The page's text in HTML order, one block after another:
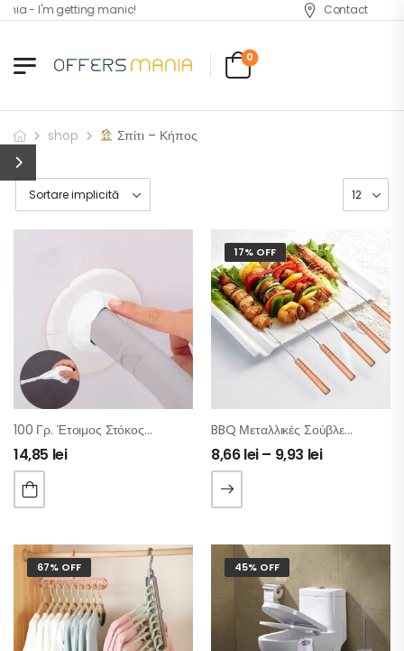
- I'm getting manic! Contact
0
shop Σπίτι – Κήπος
100 Γρ. Έτοιμος Στόκος-Πηλός Για Μόνωση Και Στεγανοποίηση
14,85 lei
17% OFF
BBQ Μεταλλικές Σούβλες – 6 Τμχ
8,66lei– 9,93 lei
67% OFF 45% OFF